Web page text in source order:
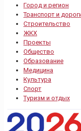
Город и регион
Транспорт и
Строительство
ЖКХ
Проекты
Общество
Образование
Медицина
Культура
Спорт
Туризм и отдых